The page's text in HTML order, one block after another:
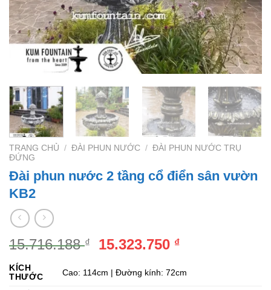
TRANG CHỦ / ĐÀI PHUN NƯỚC / ĐÀI PHUN NƯỚC TRỤ
ĐỨNG
Đài phun nước 2 tầng cổ điển sân vườn
KB2
15.716.188₫
Giá
là:
15.323.750 ₫Giá
tại
KÍCH
THƯỚC
Cao: 114cm | Đường kính: 72cm